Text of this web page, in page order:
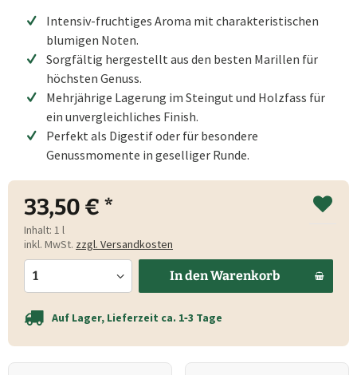
Intensiv-fruchtiges Aroma mit charakteristischen
blumigen Noten.
Sorgfältig hergestellt aus den besten Marillen für
höchsten Genuss.
Mehrjährige Lagerung im Steingut und Holzfass für
ein unvergleichliches Finish.
Perfekt als Digestif oder für besondere
Genussmomente in geselliger Runde.
33,50 € *
Inhalt: 1 l
inkl. MwSt. zzgl. Versandkosten
In denWarenkorb
Auf Lager, Lieferzeit ca. 1‑3 Tage